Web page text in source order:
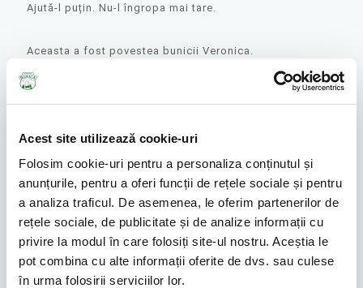
Acest site utilizează cookie-uri
Folosim cookie-uri pentru a personaliza conținutul și
anunțurile, pentru a oferi funcții de rețele sociale și pentru
a analiza traficul. De asemenea, le oferim partenerilor de
rețele sociale, de publicitate și de analize informații cu
privire la modul în care folosiți site-ul nostru. Aceștia le
pot combina cu alte informații oferite de dvs. sau culese
în urma folosirii serviciilor lor.
Ajută-l puțin. Nu-l îngropa mai tare.
Aceasta a fost povestea bunicii Veronica.